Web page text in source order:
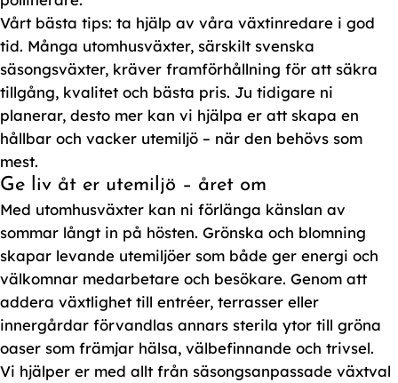
Vårt bästa tips: ta hjälp av våra växtinredare i god
tid. Många utomhusväxter, särskilt svenska
säsongsväxter, kräver framförhållning för att säkra
tillgång, kvalitet och bästa pris. Ju tidigare ni
planerar, desto mer kan vi hjälpa er att skapa en
hållbar och vacker utemiljö – när den behövs som
mest.
Ge liv åt er utemiljö – året om
Med utomhusväxter kan ni förlänga känslan av
sommar långt in på hösten. Grönska och blomning
skapar levande utemiljöer som både ger energi och
välkomnar medarbetare och besökare. Genom att
addera växtlighet till entréer, terrasser eller
innergårdar förvandlas annars sterila ytor till gröna
oaser som främjar hälsa, välbefinnande och trivsel.
Vi hjälper er med allt från säsongsanpassade växtval